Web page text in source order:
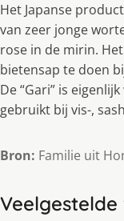
Het Japanse
van zeer jonge
rose in de mirin.
bietensap te doen
De “Gari” is
gebruikt bij vis-,
Bron: Familie uit